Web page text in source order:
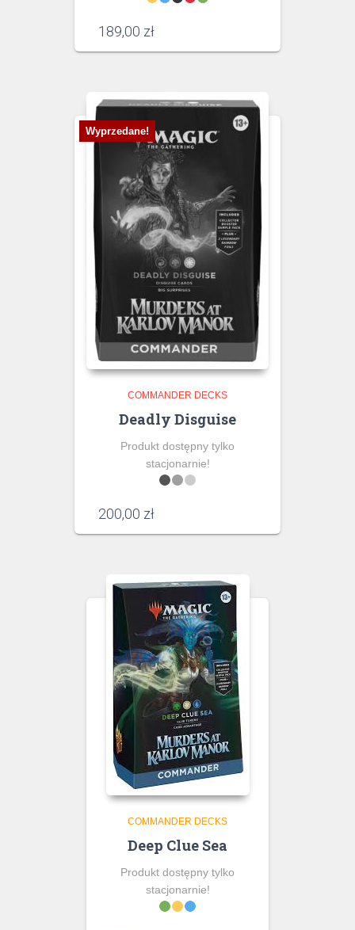
189,00 zł
Wyprzedane!
COMMANDER DECKS
Deadly Disguise
Produkt dostępny tylko
stacjonarnie!
200,00 zł
COMMANDER DECKS
Deep Clue Sea
Produkt dostępny tylko
stacjonarnie!